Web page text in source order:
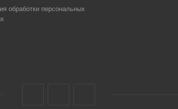
обработки персональных